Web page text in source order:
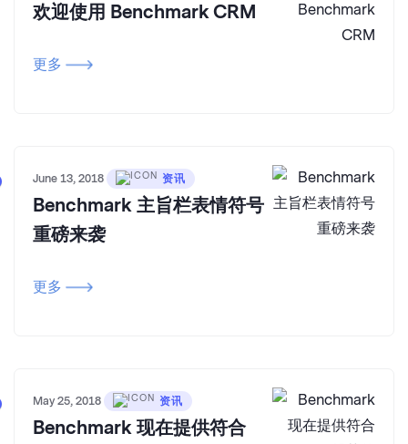
欢迎使用 Benchmark CRM
更多
June 13, 2018 资讯
Benchmark 主旨栏表情符号
重磅来袭
更多
May 25, 2018 资讯
Benchmark 现在提供符合